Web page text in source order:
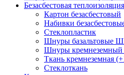
Безасбестовая теплоизоляция
Картон безасбестовый
Набивки
Стеклопластик
Шнуры базальтовые
Шнуры кремнеземный
Ткань кремнеземная
Стеклоткань